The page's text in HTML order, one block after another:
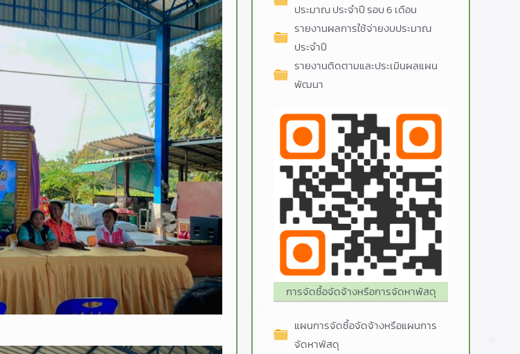
ประมาณ ประจำปี รอบ 6 เดือน
รายงานผลการใช้จ่ายงบประมาณ
ประจำปี
รายงานติดตามและประเมินผลแผน
พัฒนา
การจัดซื้อจัดจ้างหรือการจัดหาพัสดุ
แผนการจัดซื้อจัดจ้างหรือแผนการ
จัดหาพัสดุ